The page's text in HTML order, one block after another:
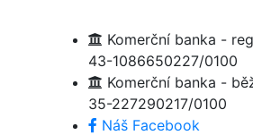
Komerční banka -
43-1086650227/0100
Komerční banka -
35-227290217/0100
Náš Facebook